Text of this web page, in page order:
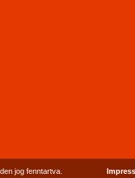
jog fenntartva.